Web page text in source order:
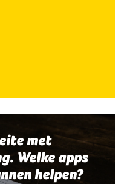
met
Welke apps
helpen?